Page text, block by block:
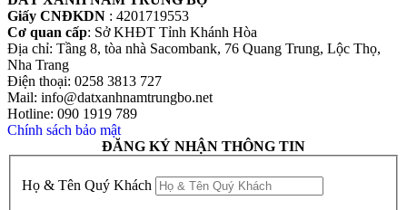
Giấy CNĐKDN : 4201719553
Cơ quan cấp: Sở KHĐT Tỉnh Khánh Hòa
Địa chỉ: Tầng 8, tòa nhà Sacombank, 76 Quang Trung, Lộc Thọ,
Nha Trang
Điện thoại: 0258 3813 727
Mail: info@datxanhnamtrungbo.net
Hotline: 090 1919 789
Chính sách bảo mật
ĐĂNG KÝ NHẬN THÔNG TIN
Họ & Tên Quý Khách